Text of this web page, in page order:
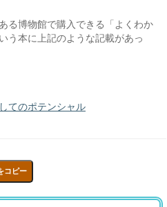
る博物館で購入できる「よくわか
う本に上記のような記載があっ
てのポテンシャル
コピー